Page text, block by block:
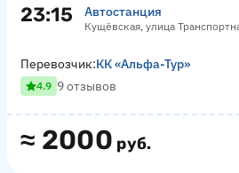
23:15 Автостанция
Кущёвская, улица
≈ 2000 руб.
Перевозчик:КК «Альфа-Тур»
4.9 9 отзывов